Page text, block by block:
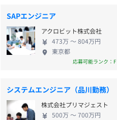
SAPエンジニア
アクロビット株式会社
473万 〜 804万円
東京都
応募可能ランク：F
システムエンジニア（品川勤務）
株式会社プリマジェスト
500万 〜 700万円